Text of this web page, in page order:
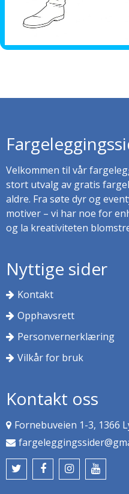
Velkommen til vår
stort utvalg av gratis
aldre. Fra søte dyr og
motiver – vi har noe for
og la kreativiteten
Nyttige sider
Kontakt
Opphavsrett
Personvernerklæring
Vilkår for bruk
Kontakt oss
Fornebuveien 1-3, 1366